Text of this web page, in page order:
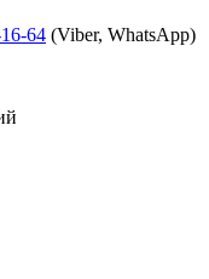
64 (Viber, WhatsApp)